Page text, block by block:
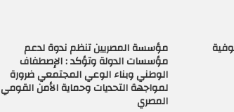
مؤسسة المصريين تنظم ندوة لدعم
مؤسسات الدولة وتؤكد : الإصطفاف
الوطني وبناء الوعي المجتمعي ضرورة
لمواجهة التحديات وحماية الأمن القومي
المصري